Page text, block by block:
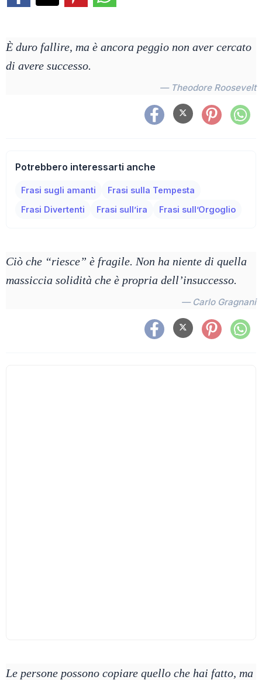
È duro fallire, ma è ancora peggio non aver cercato
di avere successo.
— Theodore Roosevelt
Potrebbero interessarti anche
Frasi sugli amanti
Frasi sulla Tempesta
Frasi Divertenti
Frasi sull’ira Frasi sull’Orgoglio
Ciò che “riesce” è fragile. Non ha niente di quella
massiccia solidità che è propria dell’insuccesso.
— Carlo Gragnani
Le persone possono copiare quello che hai fatto, ma